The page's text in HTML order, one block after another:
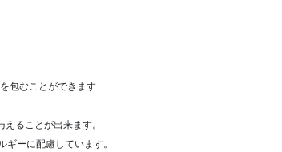
包むことができます
ることが出来ます。
ーに配慮しています。